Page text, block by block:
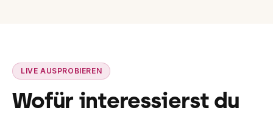
LIVE AUSPROBIEREN
Wofür interessierst du